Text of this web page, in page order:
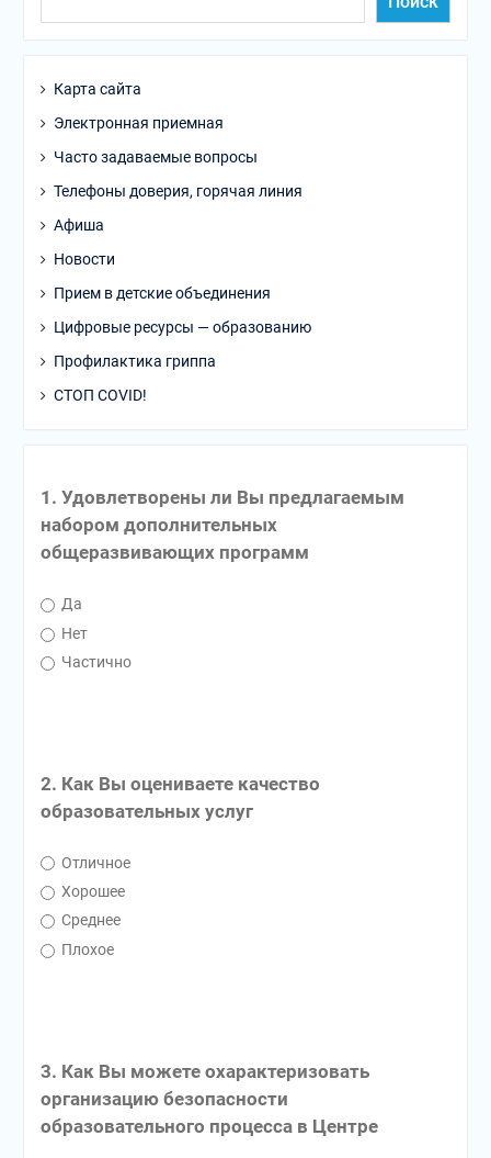
Карта сайта
Электронная приемная
Часто задаваемые вопросы
Телефоны доверия, горячая линия
Афиша
Новости
Прием в детские объединения
Цифровые ресурсы — образованию
Профилактика гриппа
СТОП COVID!
1. Удовлетворены ли Вы предлагаемым
набором дополнительных
общеразвивающих программ
Да
Нет
Частично
2. Как Вы оцениваете качество
образовательных услуг
Отличное
Хорошее
Среднее
Плохое
3. Как Вы можете охарактеризовать
организацию безопасности
образовательного процесса в Центре